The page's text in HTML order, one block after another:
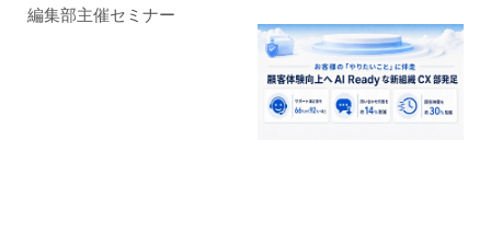
編集部主催セミナー